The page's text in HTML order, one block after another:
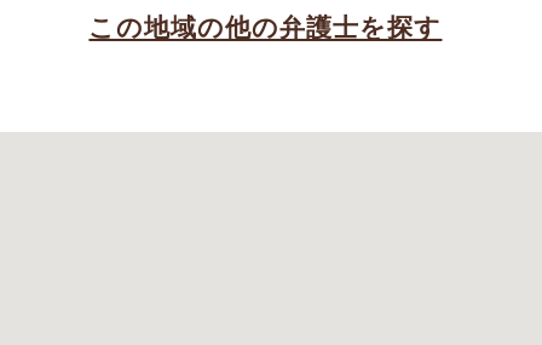
この地域の他の弁護士を探す